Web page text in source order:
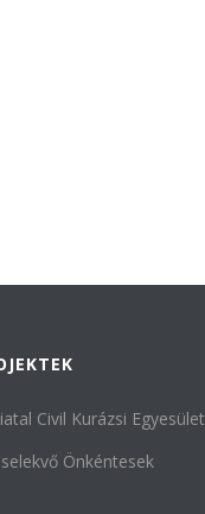
Civil Kurázsi Egyesület
Önkéntesek